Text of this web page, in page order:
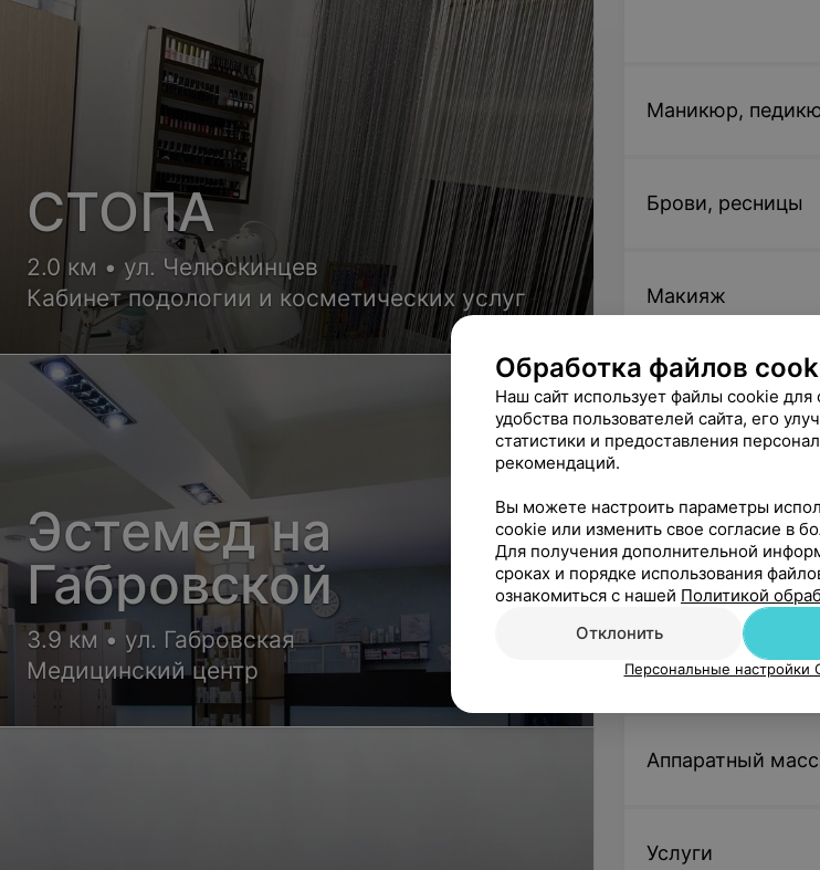
Маникюр,
Брови, ресницы
Макияж
Косметология
Перманентный
Мехенди (тату
Аппаратный
Услуги
СТОПА
2.0 км • ул. Челюскинцев
Кабинет подологии и косметических услуг
Эстемед на
Габровской
3.9 км • ул. Габровская
Медицинский центр
Обработка файлов
Наш сайт использует файлы cookie для
удобства пользователей сайта, его
статистики и предоставления
рекомендаций.
Вы можете настроить параметры
cookie или изменить свое согласие в
Для получения дополнительной
сроках и порядке использования
ознакомиться с нашей Политикой
Отклонить
Персональные настройки